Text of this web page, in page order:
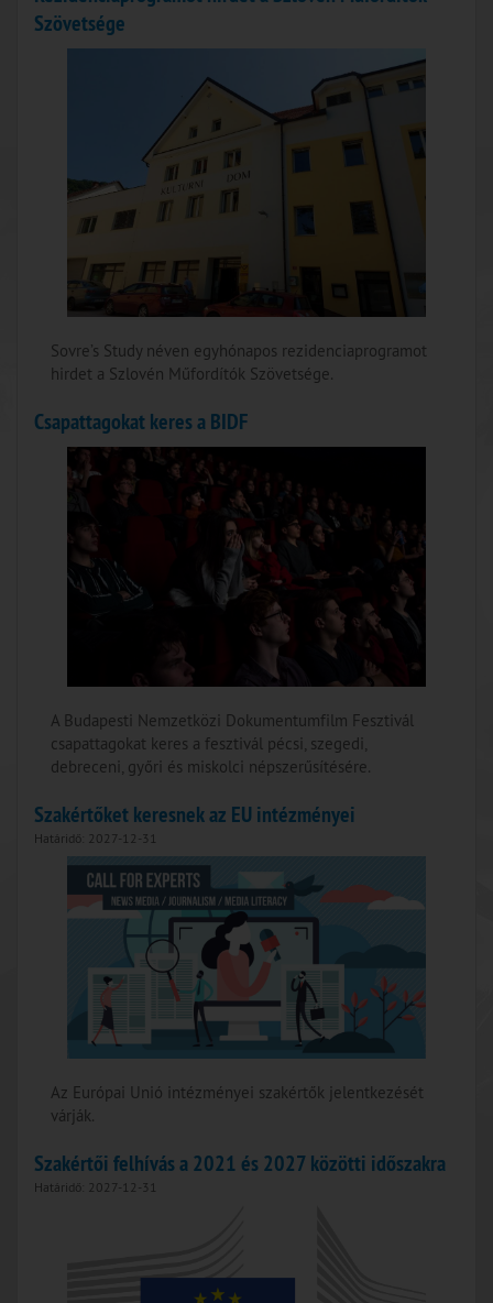
Szövetsége
Sovre’s Study néven egyhónapos rezidenciaprogramot
hirdet a Szlovén Műfordítók Szövetsége.
Csapattagokat keres a BIDF
A Budapesti Nemzetközi Dokumentumfilm Fesztivál
csapattagokat keres a fesztivál pécsi, szegedi,
debreceni, győri és miskolci népszerűsítésére.
Szakértőket keresnek az EU intézményei
Határidő: 2027-12-31
Az Európai Unió intézményei szakértők jelentkezését
várják.
Szakértői felhívás a 2021 és 2027 közötti időszakra
Határidő: 2027-12-31